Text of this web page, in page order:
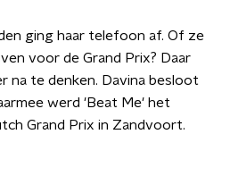
ging haar telefoon af. Of ze
voor de Grand Prix? Daar
na te denken. Davina besloot
werd 'Beat Me' het
Grand Prix in Zandvoort.